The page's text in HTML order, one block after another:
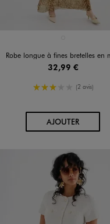
Robe longue à fines bretelles en maille imprimée
32,99 €
3/5 de moyenne
(2 avis)
AJOUTERAU